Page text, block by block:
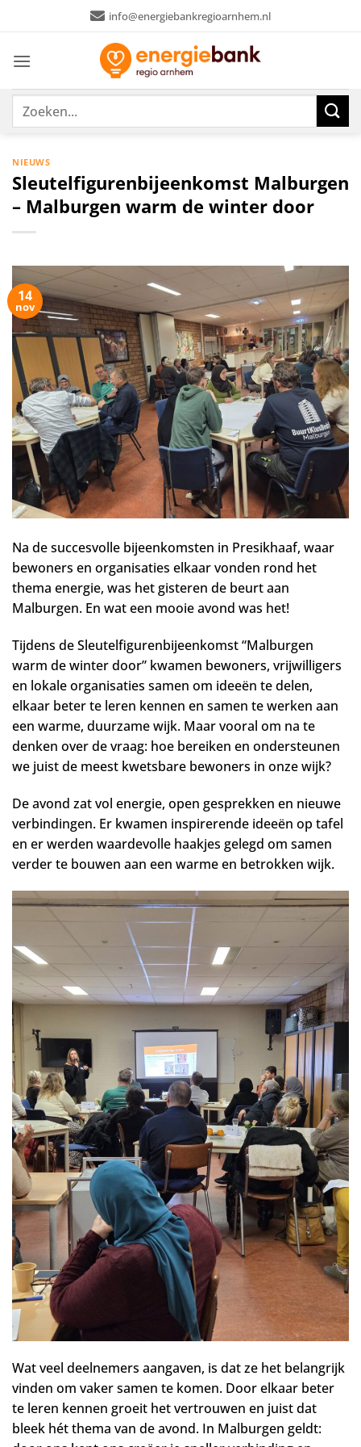
info@energiebankregioarnhem.nl
NIEUWS
Sleutelfigurenbijeenkomst Malburgen
– Malburgen warm de winter door
14
nov
Na de succesvolle bijeenkomsten in Presikhaaf, waar
bewoners en organisaties elkaar vonden rond het
thema energie, was het gisteren de beurt aan
Malburgen. En wat een mooie avond was het!
Tijdens de Sleutelfigurenbijeenkomst “Malburgen
warm de winter door” kwamen bewoners, vrijwilligers
en lokale organisaties samen om ideeën te delen,
elkaar beter te leren kennen en samen te werken aan
een warme, duurzame wijk. Maar vooral om na te
denken over de vraag: hoe bereiken en ondersteunen
we juist de meest kwetsbare bewoners in onze wijk?
De avond zat vol energie, open gesprekken en nieuwe
verbindingen. Er kwamen inspirerende ideeën op tafel
en er werden waardevolle haakjes gelegd om samen
verder te bouwen aan een warme en betrokken wijk.
Wat veel deelnemers aangaven, is dat ze het belangrijk
vinden om vaker samen te komen. Door elkaar beter
te leren kennen groeit het vertrouwen en juist dat
bleek hét thema van de avond. In Malburgen geldt: